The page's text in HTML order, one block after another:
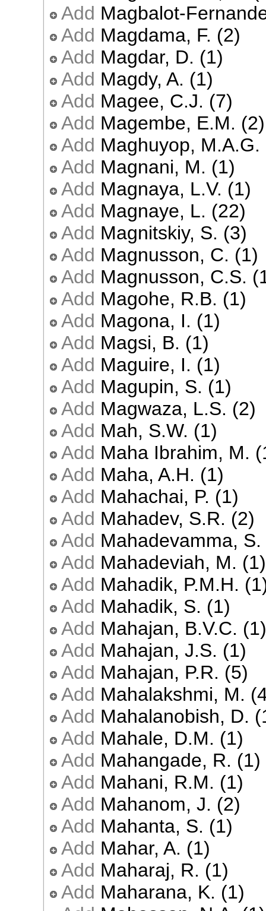
Add Magbalot-
Add Magdama, F. (2)
Add Magdar, D. (1)
Add Magdy, A. (1)
Add Magee, C.J. (7)
Add Magembe, E.M. (2)
Add Maghuyop, M.A.G.
Add Magnani, M. (1)
Add Magnaya, L.V. (1)
Add Magnaye, L. (22)
Add Magnitskiy, S. (3)
Add Magnusson, C. (1)
Add Magnusson, C.S.
Add Magohe, R.B. (1)
Add Magona, I. (1)
Add Magsi, B. (1)
Add Maguire, I. (1)
Add Magupin, S. (1)
Add Magwaza, L.S. (2)
Add Mah, S.W. (1)
Add Maha Ibrahim, M.
Add Maha, A.H. (1)
Add Mahachai, P. (1)
Add Mahadev, S.R. (2)
Add Mahadevamma,
Add Mahadeviah, M. (1)
Add Mahadik, P.M.H.
Add Mahadik, S. (1)
Add Mahajan, B.V.C. (1)
Add Mahajan, J.S. (1)
Add Mahajan, P.R. (5)
Add Mahalakshmi, M.
Add Mahalanobish, D.
Add Mahale, D.M. (1)
Add Mahangade, R. (1)
Add Mahani, R.M. (1)
Add Mahanom, J. (2)
Add Mahanta, S. (1)
Add Mahar, A. (1)
Add Maharaj, R. (1)
Add Maharana, K. (1)